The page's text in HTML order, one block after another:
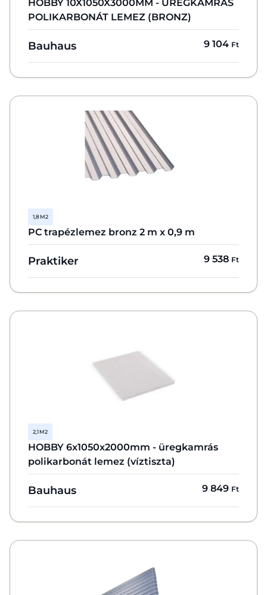
HOBBY 10X1050X3000MM - ÜREGKAMRÁS
POLIKARBONÁT LEMEZ (BRONZ)
Bauhaus 9 104 Ft
1,8 M2
PC trapézlemez bronz 2 m x 0,9 m
Praktiker 9 538 Ft
2,1 M2
HOBBY 6x1050x2000mm - üregkamrás
polikarbonát lemez (víztiszta)
Bauhaus 9 849 Ft